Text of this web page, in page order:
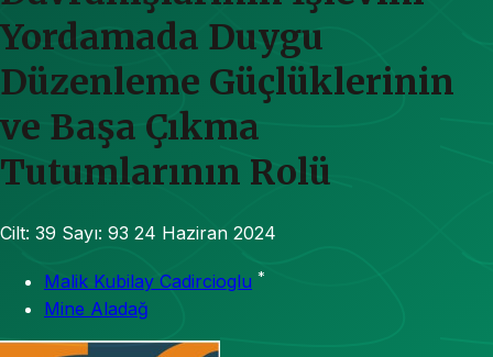
Yordamada Duygu
Düzenleme Güçlüklerinin
ve Başa Çıkma
Tutumlarının Rolü
Cilt: 39 Sayı: 93 24 Haziran 2024
Malik Kubilay Cadircioglu *
Mine Aladağ